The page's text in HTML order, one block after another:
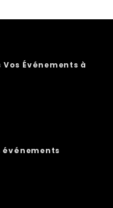
Événements à
événements